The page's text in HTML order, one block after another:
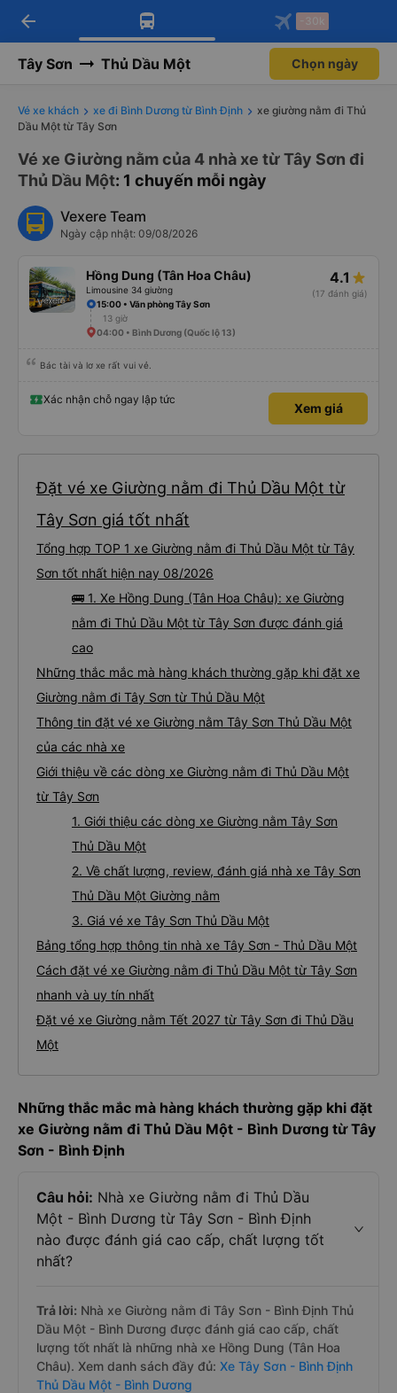
Tải app Vexere ngay!
Nhận ưu đãi thành viên độc
Mở app
Tải app Vexere
-30k/ghế khi đặt vé máy bay qua
Mở app
arrow_back -30k
Tây Sơn Thủ Dầu Một Chọn ngày
Vé xe khách xe đi Bình Dương từ Bình Định
xe giường nằm đi Thủ
Dầu Một từ Tây Sơn
Vé xe Giường nằm của 4 nhà xe từ Tây Sơn đi
Thủ Dầu Một: 1 chuyến mỗi ngày
Vexere Team
Ngày cập nhật: 09/08/2026
Hồng Dung (Tân Hoa Châu)
Limousine 34 giường
4.1
(17 đánh giá)
15:00 • Văn phòng Tây Sơn
13 giờ
04:00 • Bình Dương (Quốc lộ 13)
Bác tài và lơ xe rất vui vẻ.
Xác nhận chỗ ngay lập tức
Xem giá
Đặt vé xe Giường nằm đi Thủ Dầu Một từ
Tây Sơn giá tốt nhất
Tổng hợp TOP 1 xe Giường nằm đi Thủ Dầu Một từ Tây
Sơn tốt nhất hiện nay 08/2026
🚌 1. Xe Hồng Dung (Tân Hoa Châu): xe Giường
nằm đi Thủ Dầu Một từ Tây Sơn được đánh giá
cao
Những thắc mắc mà hàng khách thường gặp khi đặt xe
Giường nằm đi Tây Sơn từ Thủ Dầu Một
Thông tin đặt vé xe Giường nằm Tây Sơn Thủ Dầu Một
của các nhà xe
Giới thiệu về các dòng xe Giường nằm đi Thủ Dầu Một
từ Tây Sơn
1. Giới thiệu các dòng xe Giường nằm Tây Sơn
Thủ Dầu Một
2. Về chất lượng, review, đánh giá nhà xe Tây Sơn
Thủ Dầu Một Giường nằm
3. Giá vé xe Tây Sơn Thủ Dầu Một
Bảng tổng hợp thông tin nhà xe Tây Sơn - Thủ Dầu Một
Cách đặt vé xe Giường nằm đi Thủ Dầu Một từ Tây Sơn
nhanh và uy tín nhất
Đặt vé xe Giường nằm Tết 2027 từ Tây Sơn đi Thủ Dầu
Một
Những thắc mắc mà hàng khách thường gặp khi đặt
xe Giường nằm đi Thủ Dầu Một - Bình Dương từ Tây
Sơn - Bình Định
Câu hỏi: Nhà xe Giường nằm đi Thủ Dầu
Một - Bình Dương từ Tây Sơn - Bình Định
nào được đánh giá cao cấp, chất lượng tốt
nhất?
Trả lời: Nhà xe Giường nằm đi Tây Sơn - Bình Định Thủ
Dầu Một - Bình Dương được đánh giá cao cấp, chất
lượng tốt nhất là những nhà xe Hồng Dung (Tân Hoa
Châu). Xem danh sách đầy đủ: Xe Tây Sơn - Bình Định
Thủ Dầu Một - Bình Dương